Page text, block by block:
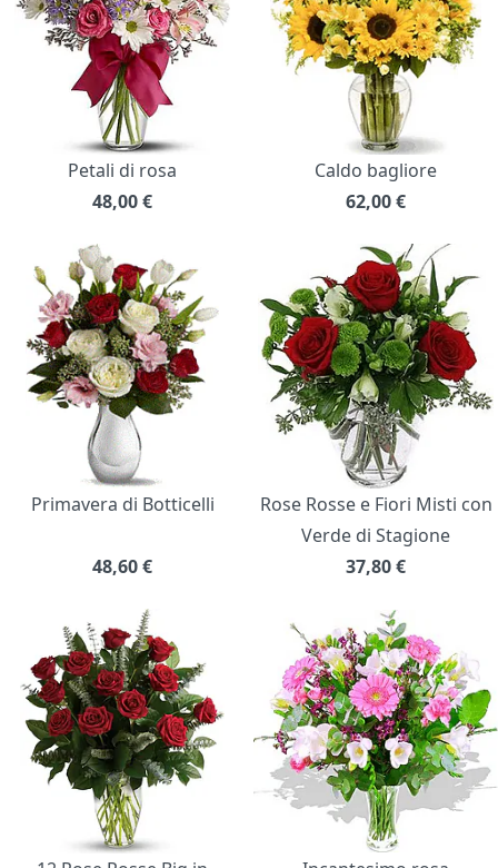
Petali di rosa
48,00€
Caldo bagliore
62,00€
Primavera di Botticelli
48,60€
Rose Rosse e Fiori Misti con
Verde di Stagione
37,80€